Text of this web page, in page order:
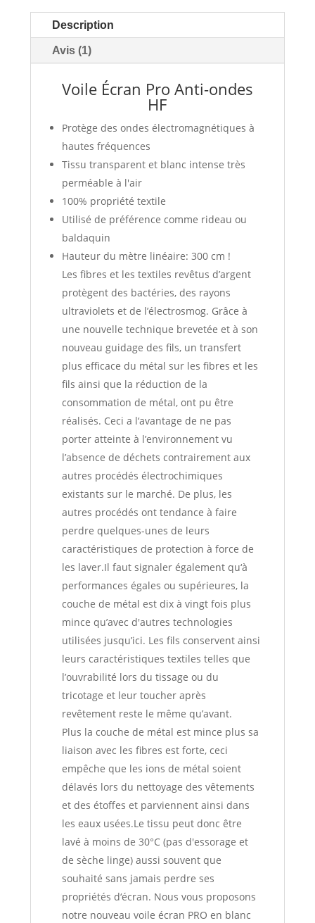
Description
Avis (1)
Voile Écran Pro Anti-ondes
HF
Protège des ondes électromagnétiques à
hautes fréquences
Tissu transparent et blanc intense très
perméable à l'air
100% propriété textile
Utilisé de préférence comme rideau ou
baldaquin
Hauteur du mètre linéaire: 300 cm !
Les fibres et les textiles revêtus d’argent
protègent des bactéries, des rayons
ultraviolets et de l’électrosmog. Grâce à
une nouvelle technique brevetée et à son
nouveau guidage des fils, un transfert
plus efficace du métal sur les fibres et les
fils ainsi que la réduction de la
consommation de métal, ont pu être
réalisés. Ceci a l‘avantage de ne pas
porter atteinte à l’environnement vu
l’absence de déchets contrairement aux
autres procédés électrochimiques
existants sur le marché. De plus, les
autres procédés ont tendance à faire
perdre quelques-unes de leurs
caractéristiques de protection à force de
les laver.Il faut signaler également qu‘à
performances égales ou supérieures, la
couche de métal est dix à vingt fois plus
mince qu’avec d'autres technologies
utilisées jusqu’ici. Les fils conservent ainsi
leurs caractéristiques textiles telles que
l’ouvrabilité lors du tissage ou du
tricotage et leur toucher après
revêtement reste le même qu’avant.
Plus la couche de métal est mince plus sa
liaison avec les fibres est forte, ceci
empêche que les ions de métal soient
délavés lors du nettoyage des vêtements
et des étoffes et parviennent ainsi dans
les eaux usées.Le tissu peut donc être
lavé à moins de 30°C (pas d'essorage et
de sèche linge) aussi souvent que
souhaité sans jamais perdre ses
propriétés d‘écran. Nous vous proposons
notre nouveau voile écran PRO en blanc